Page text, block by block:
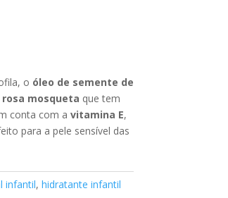
o óleo de semente de
rosa mosqueta que tem
conta com a vitamina E,
para a pele sensível das
infantil, hidratante infantil